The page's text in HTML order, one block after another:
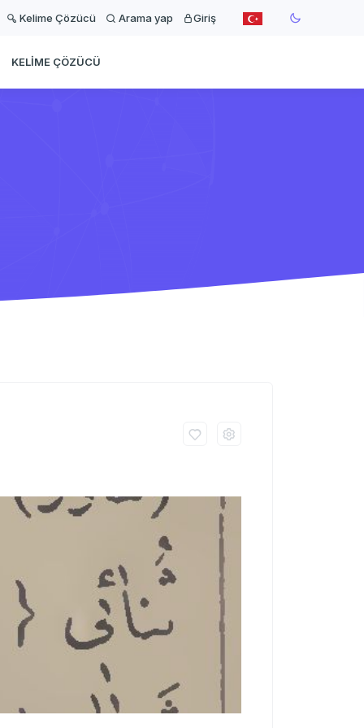
Kelime Çözücü Arama yap Giriş
KELIME ÇÖZÜCÜ